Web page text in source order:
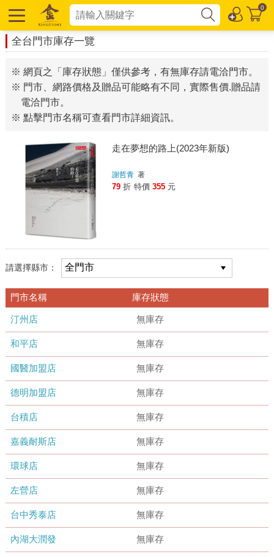
0
全台門市庫存一覽
※ 網頁之「庫存狀態」僅供參考，有無庫存請電洽門市。
※ 門市、網路價格及贈品可能略有不同，實際售價.贈品請
電洽門市。
※ 點擊門市名稱可查看門市詳細資訊。
走在夢想的路上(2023年新版)
謝哲青 著
79 折 特價 355 元
請選擇縣市：
門市名稱 庫存狀態
汀州店 無庫存
和平店 無庫存
國醫加盟店 無庫存
德明加盟店 無庫存
台積店 無庫存
嘉義耐斯店 無庫存
環球店 無庫存
左營店 無庫存
台中秀泰店 無庫存
內湖大潤發 無庫存